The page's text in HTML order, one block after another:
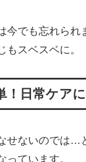
今でも忘れら
もスベスベに
！日常ケア
せないのでは…
っています。